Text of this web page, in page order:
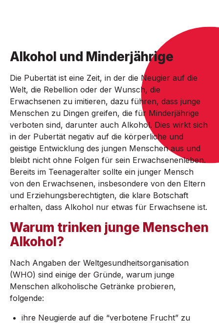
Alkohol und Minderjährige
Die Pubertät ist eine Zeit, in der die Neugier auf die
Welt, die Rebellion oder der Wunsch, die
Erwachsenen zu imitieren, dazu führen, dass junge
Menschen zu Dingen greifen, die für Minderjährige
verboten sind, darunter auch Alkohol. Dies wirkt sich
in der Pubertät negativ auf die körperliche und
geistige Entwicklung des jungen Menschen aus und
bleibt nicht ohne Folgen für sein Erwachsenenleben.
Bereits im Teenageralter sollte ein junger Mensch
von den Erwachsenen, insbesondere von den Eltern
und Erziehungsberechtigten, die klare Botschaft
erhalten, dass Alkohol nur etwas für Erwachsene ist.
Warum trinken junge Menschen
Alkohol?
Nach Angaben der Weltgesundheitsorganisation
(WHO) sind einige der Gründe, warum junge
Menschen alkoholische Getränke probieren,
folgende:
ihre Neugierde auf die “verbotene Frucht” zu